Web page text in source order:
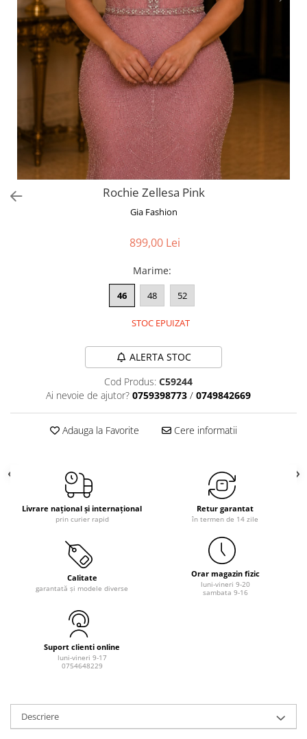
Bluze
Pantaloni
Blanuri
Sacouri
Traditional
Fuste
Rochie Zellesa Pink
Gia Fashion
899,00 Lei
Marime:
46 48 52
STOC EPUIZAT
ALERTA STOC
Cod Produs: C59244
Ai nevoie de ajutor? 0759398773 / 0749842669
Adauga la Favorite Cere informatii
Livrare național și internațional
prin curier rapid
Retur garantat
în termen de 14 zile
Calitate
garantată și modele diverse
Orar magazin fizic
luni-vineri 9-20
sambata 9-16
Suport clienti online
luni-vineri 9-17
0754648229
Descriere